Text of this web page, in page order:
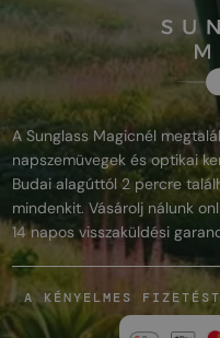
A Sunglass Magicnél
napszemüvegek és optikai
Budai alagúttól 2 percre
mindenkit. Vásárolj nálunk
14 napos visszaküldési
A KÉNYELMES